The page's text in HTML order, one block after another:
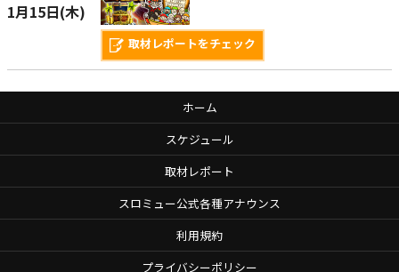
1月15日(木)
取材レポートをチェック
ホーム
スケジュール
取材レポート
スロミュー公式各種アナウンス
利用規約
プライバシーポリシー